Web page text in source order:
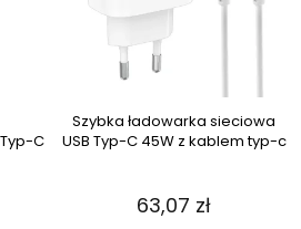
C
Szybka ładowarka sieciowa
USB Typ-C 45W z kablem typ-c
63,07 zł